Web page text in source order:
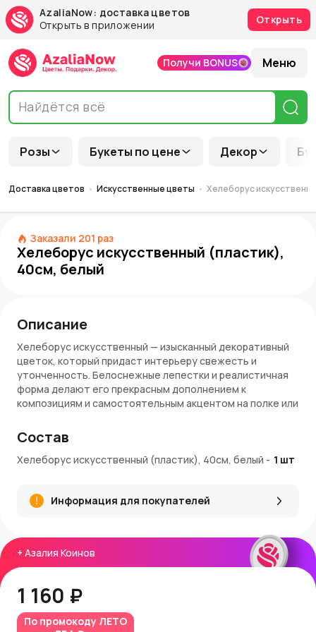
AzaliaNow: доставка цветов
Открыть в приложении
Открыть
Розы Букеты по цене Декор
Получи BONUS Меню
Доставка цветов Искусственные цветы Хелеборус
Заказали 201 раз
Хелеборус искусственный (пластик),
40см, белый
+ Азалия Коинов
1 160 ₽
По промокоду ЛЕТО
Описание
Хелеборус искусственный — изысканный декоративный
цветок, который придаст интерьеру свежесть и
утонченность. Белоснежные лепестки и реалистичная
форма делают его прекрасным дополнением к
композициям и самостоятельным акцентом на полке или
ухода, сохраняет привлекательность в любое время
года и подходит для украшения как дома, так и офиса.
Преимущества
Реалистичная фактура и естественный оттенок
лепестков.
в вазах и декоративных кашпо.
Прочный материал, устойчивый к выцветанию и влаге.
Подходит для оформления композиций с живыми и
Долговечность и простота ухода без
необходимости полива и обрезки.
Артикул: L24517/WH
Состав
Хелеборус искусственный (пластик), 40см, белый - 1 шт
Информация для покупателей